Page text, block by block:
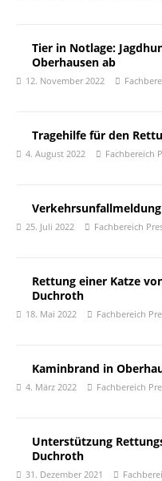
Tier in Notlage:
Oberhausen ab
12. November 2022
Tragehilfe für den
4. August 2022 Fachbereich
25. Juli 2022 Fachbereich
Rettung einer Katze
Duchroth
18. Mai 2022 Fachbereich
Kaminbrand in
4. März 2022 Fachbereich
Unterstützung
Duchroth
31. Dezember 2021